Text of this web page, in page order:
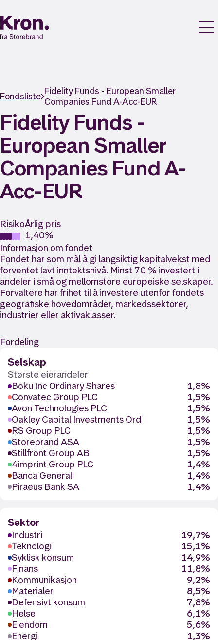
Fondsliste Fidelity Funds - European Smaller
Companies Fund A-Acc-EUR
Fidelity Funds -
European Smaller
Companies Fund A-
Acc-EUR
RisikoÅrlig pris
1,40%
Informasjon om fondet
Fondet har som mål å gi langsiktig kapitalvekst med
forventet lavt inntektsnivå. Minst 70 % investert i
andeler i små og mellomstore europeiske selskaper.
Forvaltere har frihet til å investere utenfor fondets
geografiske hovedområder, markedssektorer,
industrier eller aktivaklasser.
Fordeling
Selskap
Største eierandeler
Boku Inc Ordinary Shares
1,8%
Convatec Group PLC
1,5%
Avon Technologies PLC
1,5%
Oakley Capital Investments Ord
1,5%
RS Group PLC
1,5%
Storebrand ASA
1,5%
Stillfront Group AB
1,5%
4imprint Group PLC
1,4%
Banca Generali
1,4%
Piraeus Bank SA
1,4%
Sektor
Industri
19,7%
Teknologi
15,1%
Syklisk konsum
14,9%
Finans
11,8%
Kommunikasjon
9,2%
Materialer
8,5%
Defensivt konsum
7,8%
Helse
6,1%
Eiendom
5,6%
Energi
1,3%